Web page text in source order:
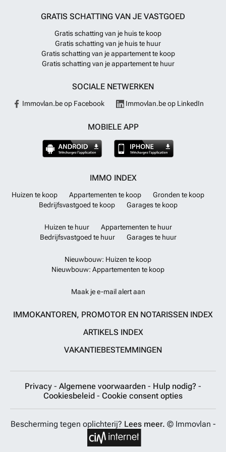
GRATIS SCHATTING VAN JE VASTGOED
Gratis schatting van je huis te koop
Gratis schatting van je huis te huur
Gratis schatting van je appartement te koop
Gratis schatting van je appartement te huur
SOCIALE NETWERKEN
Immovlan.be op Facebook Immovlan.be op LinkedIn
MOBIELE APP
IMMO INDEX
Huizen te koop Appartementen te koop
Gronden te koop
Bedrijfsvastgoed te koop
Garages te koop
Huizen te huur
Appartementen te huur
Bedrijfsvastgoed te huur
Garages te huur
Nieuwbouw: Huizen te koop
Nieuwbouw: Appartementen te koop
Maak je e-mail alert aan
IMMOKANTOREN, PROMOTOR EN NOTARISSEN INDEX
ARTIKELS INDEX
VAKANTIEBESTEMMINGEN
Privacy - Algemene voorwaarden - Hulp nodig? -
Cookiesbeleid - Cookie consent opties
Bescherming tegen oplichterij? Lees meer. © Immovlan -